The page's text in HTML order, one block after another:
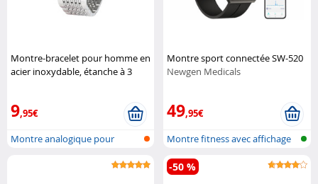
Montre-bracelet pour homme en
acier inoxydable, étanche à 3
9,95€
Montre analogique pour
Montre sport connectée SW-520
Newgen Medicals
49,95€
Montre fitness avec affichage
de l'...
-50 %